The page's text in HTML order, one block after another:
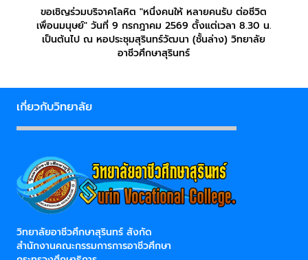
ขอเชิญร่วมบริจาคโลหิต "หนึ่งคนให้ หลายคนรับ ต่อชีวิต
เพื่อนมนุษย์" วันที่ 9 กรกฎาคม 2569 ตั้งแต่เวลา 8.30 น.
เป็นต้นไป ณ หอประชุมสุรินทร์วัฒนา (ชั้นล่าง) วิทยาลัย
อาชีวศึกษาสุรินทร์
เกี่ยวกับวิทยาลัย
วิทยาลัยอาชีวศึกษาสุรินทร์ สังกัด
สำนักงานคณะกรรมการการอาชีวศึกษา